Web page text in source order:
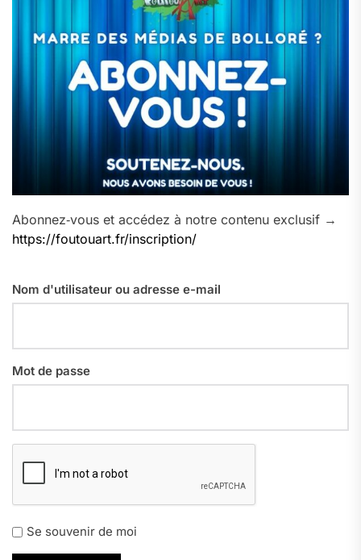
Abonnez‑vous et accédez à notre contenu exclusif →
https://foutouart.fr/inscription/
Nom d'utilisateur ou adresse e-mail
Mot de passe
Se souvenir de moi